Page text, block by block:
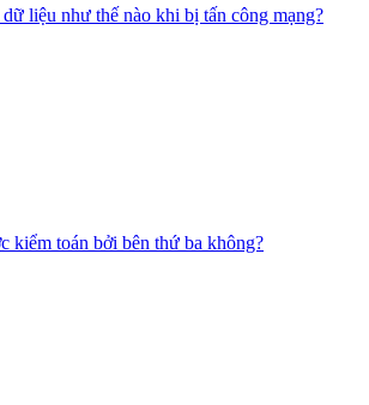
liệu như thế nào khi bị tấn công mạng?
kiểm toán bởi bên thứ ba không?